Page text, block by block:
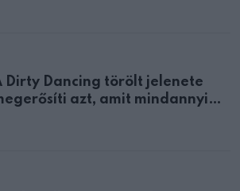
Dirty Dancing törölt jelenete
azt, amit mindannyian